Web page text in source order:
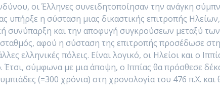
οι Έλληνες συνειδητοποίησαν την ανάγκη
υπήρξε η σύσταση μιας δικαστικής επιτροπής
συνύπαρξη και την αποφυγή συγκρούσεων μεταξύ των
αφού η σύσταση της επιτροπής προσέδωσε
ελληνικές πόλεις. Είναι λογικό, οι Ηλείοι και ο
Έτσι, σύμφωνα με μια άποψη, ο Ιππίας θα πρόσθεσε
(=300 χρόνια) στη χρονολογία του 476 π.Χ. και